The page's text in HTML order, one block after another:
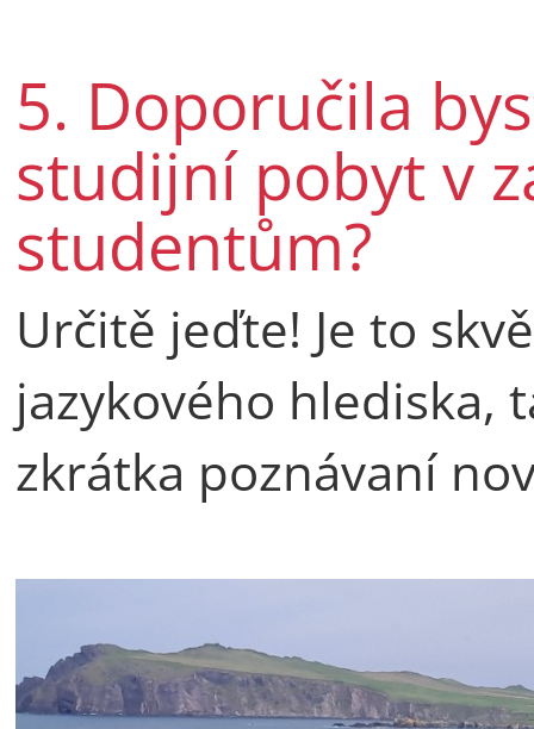
5. Doporučila
studijní pobyt v
studentům?
Určitě jeďte! Je to
jazykového hlediska,
zkrátka poznávaní